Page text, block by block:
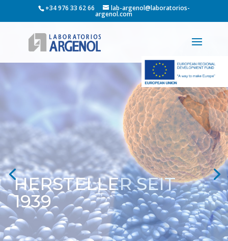
+34 976 33 62 66 lab-argenol@laboratorios-
argenol.com
HERSTELLER
PHARMAZEUTISCHER
WIRKSTOFFE
Antimikrobielle Wirkstoffe basierend
auf Silber und Gerbsäurederivaten